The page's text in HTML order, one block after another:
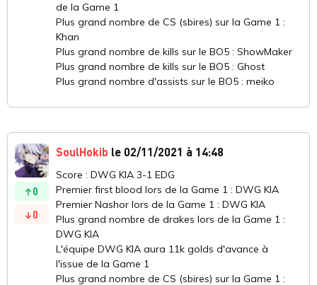
de la Game 1
Plus grand nombre de CS (sbires) sur la Game 1 :
Khan
Plus grand nombre de kills sur le BO5 : ShowMaker
Plus grand nombre de kills sur le BO5 : Ghost
Plus grand nombre d'assists sur le BO5 : meiko
0
0
SoulHokib le 02/11/2021 à 14:48
Score : DWG KIA 3-1 EDG
Premier first blood lors de la Game 1 : DWG KIA
Premier Nashor lors de la Game 1 : DWG KIA
Plus grand nombre de drakes lors de la Game 1 :
DWG KIA
L'équipe DWG KIA aura 11k golds d'avance à
l'issue de la Game 1
Plus grand nombre de CS (sbires) sur la Game 1 :